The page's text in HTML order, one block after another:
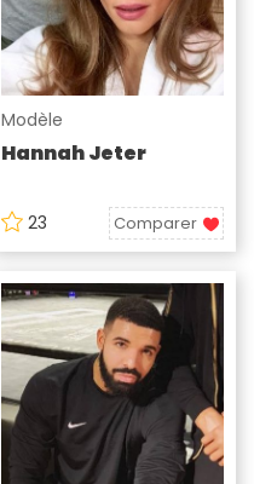
Modèle
Hannah Jeter
23 Comparer